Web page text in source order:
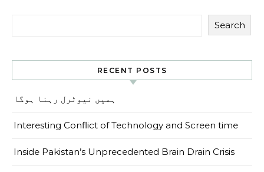
Search
RECENT POSTS
ہمیں نیوٹرل رہنا ہوگا
Interesting Conflict of Technology and Screen time
Inside Pakistan’s Unprecedented Brain Drain Crisis